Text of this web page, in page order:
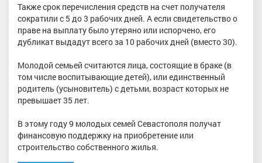
Также срок перечисления средств на счет получателя
сократили с 5 до 3 рабочих дней. А если свидетельство о
праве на выплату было утеряно или испорчено, его
дубликат выдадут всего за 10 рабочих дней (вместо 30).
Молодой семьей считаются лица, состоящие в браке (в
том числе воспитывающие детей), или единственный
родитель (усыновитель) с детьми, возраст которых не
превышает 35 лет.
В этому году 9 молодых семей Севастополя получат
финансовую поддержку на приобретение или
строительство собственного жилья.